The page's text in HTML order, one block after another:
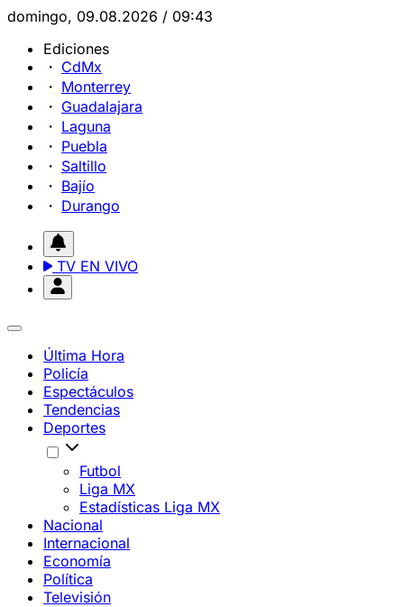
domingo, 09.08.2026 / 09:43
Ediciones
CdMx
Monterrey
Guadalajara
Laguna
Puebla
Saltillo
Bajío
Durango
TV EN VIVO
Última Hora
Policía
Espectáculos
Tendencias
Deportes
Futbol
Liga MX
Estadísticas Liga MX
Nacional
Internacional
Economía
Política
Televisión